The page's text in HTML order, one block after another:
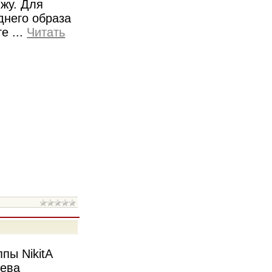
Для
образа
... Читать
NikitA